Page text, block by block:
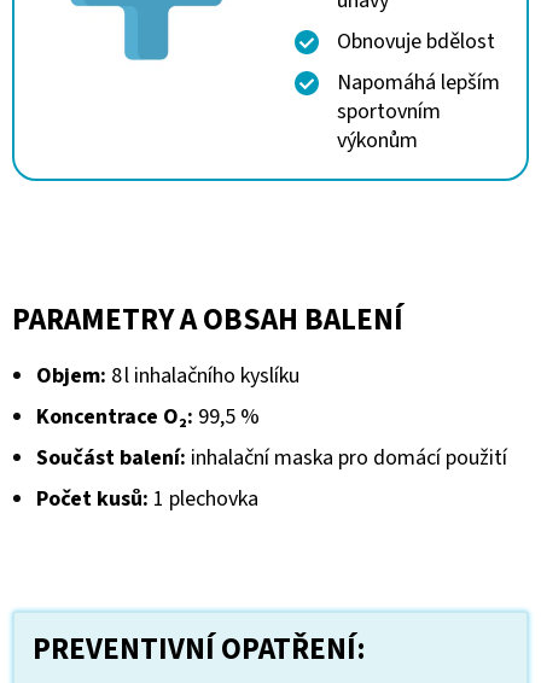
Obnovuje bdělost
Napomáhá lepším
sportovním
výkonům
PARAMETRY A OBSAH BALENÍ
Objem: 8 l inhalačního kyslíku
Koncentrace O₂: 99,5 %
Součást balení: inhalační maska pro domácí použití
Počet kusů: 1 plechovka
PREVENTIVNÍ OPATŘENÍ: